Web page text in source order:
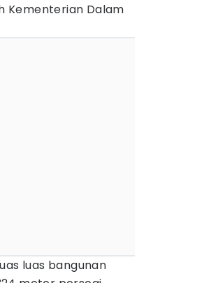
Kementerian Dalam
luas bangunan